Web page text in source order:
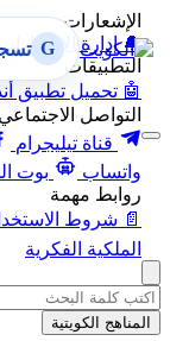
الإشعارات
🔔 إدارة الإشعارات
التطبيقات
🤖 تحميل تطبيق
التواصل
قناة تيليجرام
واتساب
بوت
روابط مهمة
📄 شروط
الملكية الفكرية
G
المناهج الكويتية